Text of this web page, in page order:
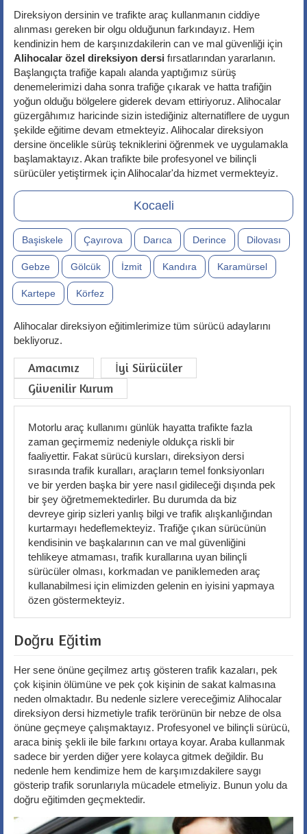
Direksiyon dersinin ve trafikte araç kullanmanın ciddiye
alınması gereken bir olgu olduğunun farkındayız. Hem
kendinizin hem de karşınızdakilerin can ve mal güvenliği için
Alihocalar özel direksiyon dersi fırsatlarından yararlanın.
Başlangıçta trafiğe kapalı alanda yaptığımız sürüş
denemelerimizi daha sonra trafiğe çıkarak ve hatta trafiğin
yoğun olduğu bölgelere giderek devam ettiriyoruz. Alihocalar
güzergâhımız haricinde sizin istediğiniz alternatiflere de uygun
şekilde eğitime devam etmekteyiz. Alihocalar direksiyon
dersine öncelikle sürüş tekniklerini öğrenmek ve uygulamakla
başlamaktayız. Akan trafikte bile profesyonel ve bilinçli
sürücüler yetiştirmek için Alihocalar'da hizmet vermekteyiz.
Kocaeli
Başiskele Çayırova Darıca Derince Dilovası
Gebze Gölcük İzmit Kandıra Karamürsel
Kartepe Körfez
Alihocalar direksiyon eğitimlerimize tüm sürücü adaylarını
bekliyoruz.
Amacımız
İyi Sürücüler
Güvenilir Kurum
Motorlu araç kullanımı günlük hayatta trafikte fazla
zaman geçirmemiz nedeniyle oldukça riskli bir
faaliyettir. Fakat sürücü kursları, direksiyon dersi
sırasında trafik kuralları, araçların temel fonksiyonları
ve bir yerden başka bir yere nasıl gidileceği dışında pek
bir şey öğretmemektedirler. Bu durumda da biz
devreye girip sizleri yanlış bilgi ve trafik alışkanlığından
kurtarmayı hedeflemekteyiz. Trafiğe çıkan sürücünün
kendisinin ve başkalarının can ve mal güvenliğini
tehlikeye atmaması, trafik kurallarına uyan bilinçli
sürücüler olması, korkmadan ve paniklemeden araç
kullanabilmesi için elimizden gelenin en iyisini yapmaya
özen göstermekteyiz.
Doğru Eğitim
Her sene önüne geçilmez artış gösteren trafik kazaları, pek
çok kişinin ölümüne ve pek çok kişinin de sakat kalmasına
neden olmaktadır. Bu nedenle sizlere vereceğimiz Alihocalar
direksiyon dersi hizmetiyle trafik terörünün bir nebze de olsa
önüne geçmeye çalışmaktayız. Profesyonel ve bilinçli sürücü,
araca biniş şekli ile bile farkını ortaya koyar. Araba kullanmak
sadece bir yerden diğer yere kolayca gitmek değildir. Bu
nedenle hem kendimize hem de karşımızdakilere saygı
gösterip trafik sorunlarıyla mücadele etmeliyiz. Bunun yolu da
doğru eğitimden geçmektedir.